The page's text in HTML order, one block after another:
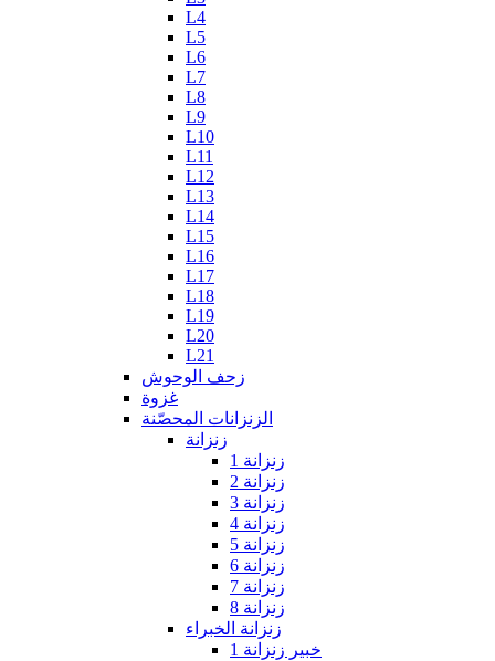
L4
L5
L6
L7
L8
L9
L10
L11
L12
L13
L14
L15
L16
L17
L18
L19
L20
L21
زحف الوحوش
غزوة
الزنزانات المحصّنة
زنزانة
زنزانة 1
زنزانة 2
زنزانة 3
زنزانة 4
زنزانة 5
زنزانة 6
زنزانة 7
زنزانة 8
زنزانة الخبراء
خبير زنزانة 1